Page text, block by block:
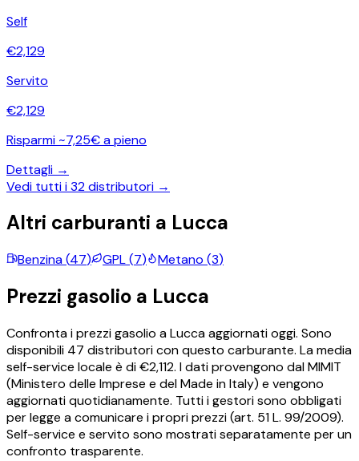
Self
€2,129
Servito
€2,129
Risparmi ~7,25€ a pieno
Dettagli →
Vedi tutti i32distributori →
Altri carburanti a Lucca
Benzina(47) GPL(7) Metano (3)
Prezzi gasolio a Lucca
Confronta i prezzigasolio aLuccaaggiornati oggi. Sono
disponibili 47 distributori con questo carburante. La media
self-service locale è di €2,112. I dati provengono dal MIMIT
(Ministero delle Imprese e del Made in Italy) e vengono
aggiornati quotidianamente. Tutti i gestori sono obbligati
per legge a comunicare i propri prezzi (art. 51 L. 99/2009).
Self-service e servito sono mostrati separatamente per un
confronto trasparente.